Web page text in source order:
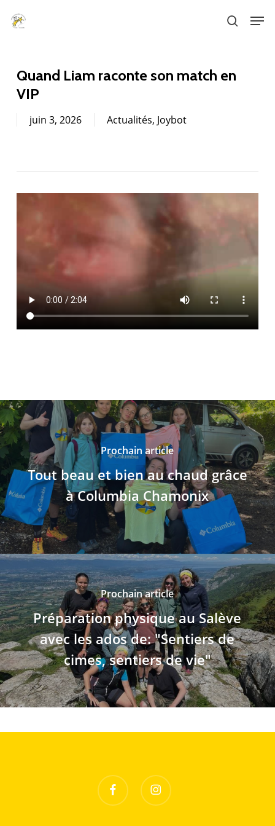
search
Quand Liam raconte son match en
VIP
juin 3, 2026 Actualités, Joybot
Prochain article
Tout beau et bien au chaud grâce
à Columbia Chamonix
Prochain article
Préparation physique au Salève
avec les ados de: "Sentiers de
cimes, sentiers de vie"
facebook instagram